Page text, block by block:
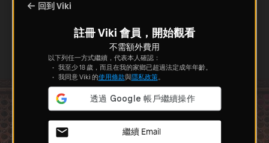
回到 Viki
註冊 Viki 會員，開始觀看
不需額外費用
以下列任一方式繼續，代表本人確認：
我至少 18 歲，而且在我的家鄉已超過法定成年年齡。
我同意 Viki 的使用條款與隱私政策。
繼續 Email